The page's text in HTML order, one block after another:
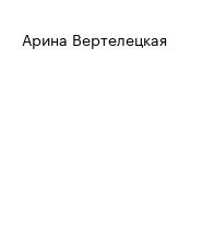
Арина Вертелецкая